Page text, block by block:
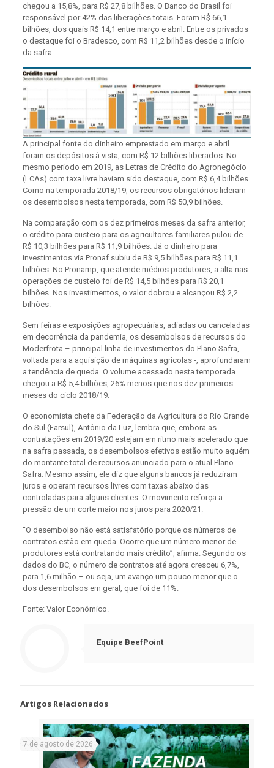
chegou a 15,8%, para R$ 27,8 bilhões. O Banco do Brasil foi
responsável por 42% das liberações totais. Foram R$ 66,1
bilhões, dos quais R$ 14,1 entre março e abril. Entre os privados
o destaque foi o Bradesco, com R$ 11,2 bilhões desde o início
da safra.
A principal fonte do dinheiro emprestado em março e abril
foram os depósitos à vista, com R$ 12 bilhões liberados. No
mesmo período em 2019, as Letras de Crédito do Agronegócio
(LCAs) com taxa livre haviam sido destaque, com R$ 6,4 bilhões.
Como na temporada 2018/19, os recursos obrigatórios lideram
os desembolsos nesta temporada, com R$ 50,9 bilhões.
Na comparação com os dez primeiros meses da safra anterior,
o crédito para custeio para os agricultores familiares pulou de
R$ 10,3 bilhões para R$ 11,9 bilhões. Já o dinheiro para
investimentos via Pronaf subiu de R$ 9,5 bilhões para R$ 11,1
bilhões. No Pronamp, que atende médios produtores, a alta nas
operações de custeio foi de R$ 14,5 bilhões para R$ 20,1
bilhões. Nos investimentos, o valor dobrou e alcançou R$ 2,2
bilhões.
Sem feiras e exposições agropecuárias, adiadas ou canceladas
em decorrência da pandemia, os desembolsos de recursos do
Moderfrota – principal linha de investimentos do Plano Safra,
voltada para a aquisição de máquinas agrícolas -, aprofundaram
a tendência de queda. O volume acessado nesta temporada
chegou a R$ 5,4 bilhões, 26% menos que nos dez primeiros
meses do ciclo 2018/19.
O economista chefe da Federação da Agricultura do Rio Grande
do Sul (Farsul), Antônio da Luz, lembra que, embora as
contratações em 2019/20 estejam em ritmo mais acelerado que
na safra passada, os desembolsos efetivos estão muito aquém
do montante total de recursos anunciado para o atual Plano
Safra. Mesmo assim, ele diz que alguns bancos já reduziram
juros e operam recursos livres com taxas abaixo das
controladas para alguns clientes. O movimento reforça a
pressão de um corte maior nos juros para 2020/21.
“O desembolso não está satisfatório porque os números de
contratos estão em queda. Ocorre que um número menor de
produtores está contratando mais crédito”, afirma. Segundo os
dados do BC, o número de contratos até agora cresceu 6,7%,
para 1,6 milhão – ou seja, um avanço um pouco menor que o
dos desembolsos em geral, que foi de 11%.
Fonte: Valor Econômico.
Equipe BeefPoint
Artigos Relacionados
7 de agosto de 2026